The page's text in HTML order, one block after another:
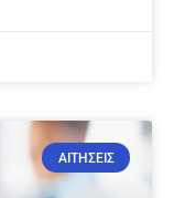
ΑΙΤΗΣΕΙΣ